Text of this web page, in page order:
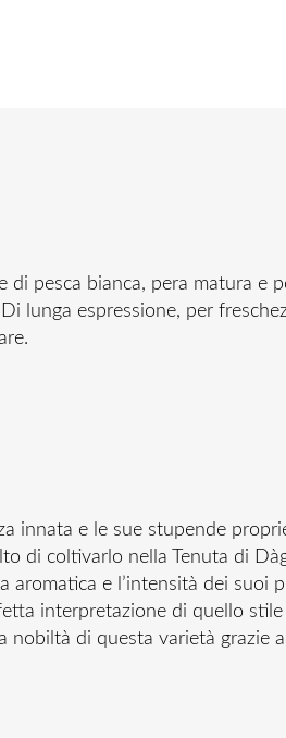
pesca bianca, pera matura e
lunga espressione, per
innata e le sue stupende
di coltivarlo nella Tenuta di
e l’intensità dei suoi
interpretazione di quello
di questa varietà grazie